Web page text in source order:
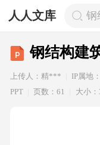
人人文库 钢
钢结构建
上传人：精*** IP属地
PPT
页数：61 大小